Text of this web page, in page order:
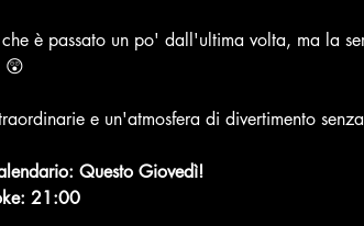
è passato un po' dall'ultima volta, ma la
😲
e un'atmosfera di divertimento
Questo Giovedì!
21:00